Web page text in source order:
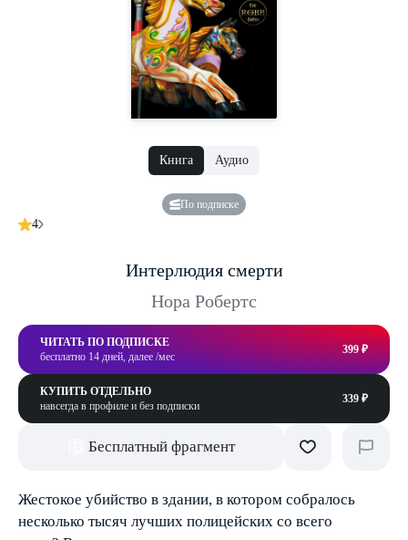
Книга Аудио
По подписке
4
Интерлюдия смерти
Нора Робертс
ЧИТАТЬ ПО ПОДПИСКЕ
бесплатно 14 дней, далее /мес
399 ₽
КУПИТЬ ОТДЕЛЬНО
навсегда в профиле и без подписки
339 ₽
Бесплатный фрагмент
Жестокое убийство в здании, в котором собралось
несколько тысяч лучших полицейских со всего